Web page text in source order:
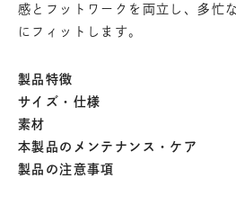
感とフットワークを両立し、多忙
にフィットします。
製品特徴
サイズ・仕様
素材
本製品のメンテナンス・ケア
製品の注意事項